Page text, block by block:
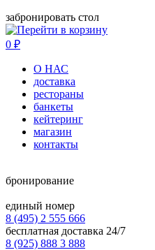
забронировать стол
0 ₽
О НАС
доставка
рестораны
банкеты
кейтеринг
магазин
контакты
бронирование
единый номер
8 (495) 2 555 666
бесплатная доставка 24/7
8 (925) 888 3 888